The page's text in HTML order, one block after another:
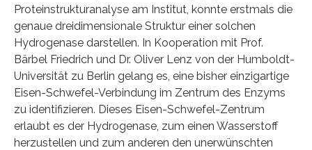
Proteinstrukturanalyse am Institut, konnte erstmals die
genaue dreidimensionale Struktur einer solchen
Hydrogenase darstellen. In Kooperation mit Prof.
Bärbel Friedrich und Dr. Oliver Lenz von der Humboldt-
Universität zu Berlin gelang es, eine bisher einzigartige
Eisen-Schwefel-Verbindung im Zentrum des Enzyms
zu identifizieren. Dieses Eisen-Schwefel-Zentrum
erlaubt es der Hydrogenase, zum einen Wasserstoff
herzustellen und zum anderen den unerwünschten